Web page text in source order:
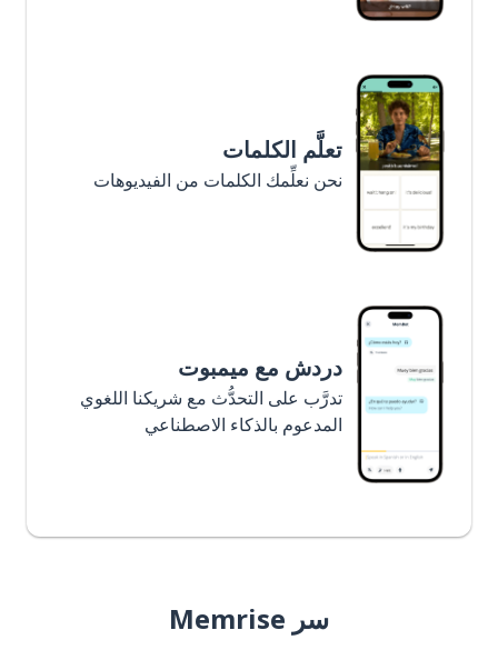
تعلَّم الكلمات
نحن نعلِّمك الكلمات من الفيديوهات
دردش مع ميمبوت
تدرَّب على التحدُّث مع شريكنا اللغوي
المدعوم بالذكاء الاصطناعي
سر Memrise